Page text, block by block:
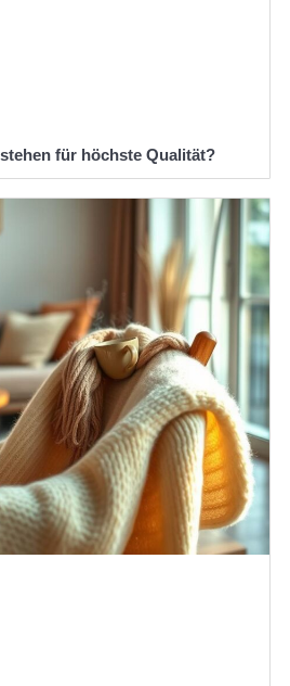
für höchste Qualität?